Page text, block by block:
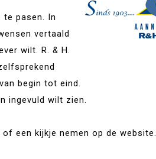
pasen. In
vertaald
wilt. R. & H.
begin tot eind.
ingevuld wilt zien.
een kijkje nemen op de website.